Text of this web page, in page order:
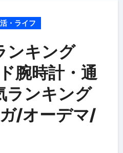
・ライフ
ンキング
腕時計・通
ランキング
/オーデマ/